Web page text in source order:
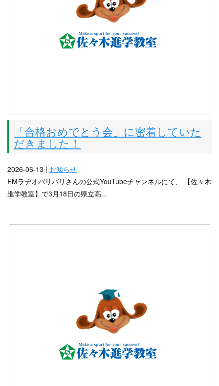
「合格おめでとう会」に密着していた
だきました！
2026-06-13 | お知らせ
FMラヂオバリバリさんの公式YouTubeチャンネルにて、 【佐々木
進学教室】で3月18日の県立高...